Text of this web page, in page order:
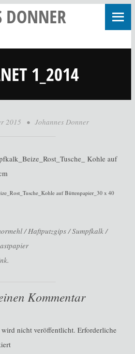
DONNER
1_2014
2015 • Johannes Donner
auf Büttenpapier_30 x 40
/ Haftputzgips / Sumpfkalk /
Kommentar
nicht veröffentlicht. Erforderliche